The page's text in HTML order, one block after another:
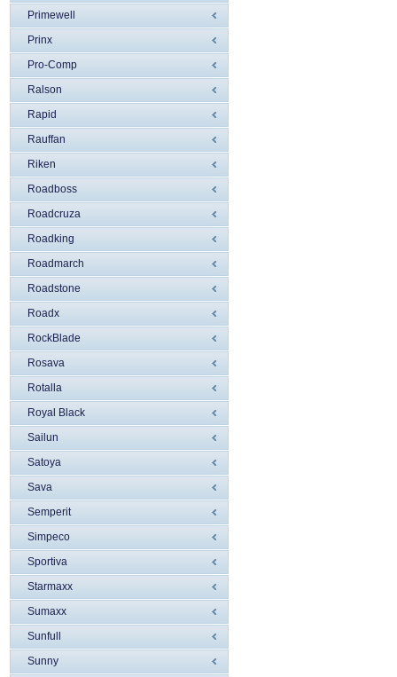
Primewell
Prinx
Pro-Comp
Ralson
Rapid
Rauffan
Riken
Roadboss
Roadcruza
Roadking
Roadmarch
Roadstone
Roadx
RockBlade
Rosava
Rotalla
Royal Black
Sailun
Satoya
Sava
Semperit
Simpeco
Sportiva
Starmaxx
Sumaxx
Sunfull
Sunny